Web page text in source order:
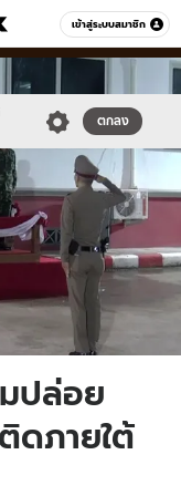
เข้าสู่ระบบสมาชิก
หมวดอื่นๆ
ตกลง
ปล่อย
ดภายใต้